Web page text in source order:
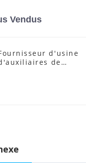
Vendus
d'usine
de